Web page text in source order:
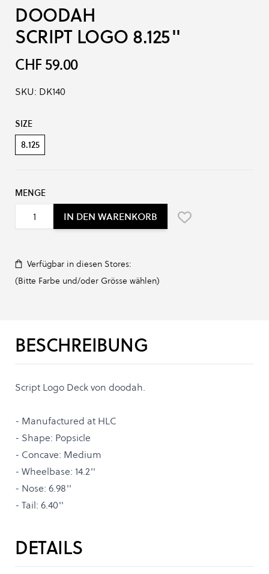
DOODAH
SCRIPT LOGO 8.125''
CHF 59.00
SKU: DK140
Produkt-Optionen:
SIZE
8.125
MENGE
IN DEN WARENKORB
Verfügbar in diesen Stores:
(Bitte Farbe und/oder Grösse wählen)
BESCHREIBUNG
Script Logo Deck von doodah.
- Manufactured at HLC
- Shape: Popsicle
- Concave: Medium
- Wheelbase: 14.2''
- Nose: 6.98''
- Tail: 6.40''
DETAILS